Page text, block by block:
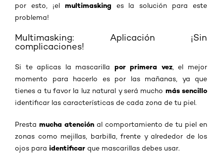
por esto, ¡el multimasking es la solución para este
problema!
Multimasking: Aplicación ¡Sin
complicaciones!
Si te aplicas la mascarilla por primera vez, el mejor
momento para hacerlo es por las mañanas, ya que
tienes a tu favor la luz natural y será mucho más sencillo
identificar las características de cada zona de tu piel.
Presta mucha atenciónal comportamiento de tu piel en
zonas como mejillas, barbilla, frente y alrededor de los
ojos para identificar que mascarillas debes usar.